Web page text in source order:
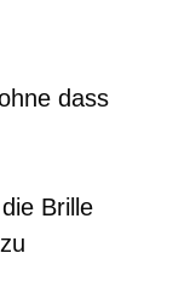
dass
Brille